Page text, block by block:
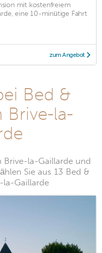
mit kostenfreiem
eine 10-minütige Fahrt
zum Angebot
Bed &
Brive-la-
Brive-la-Gaillarde und
Sie aus 13 Bed &
la-Gaillarde